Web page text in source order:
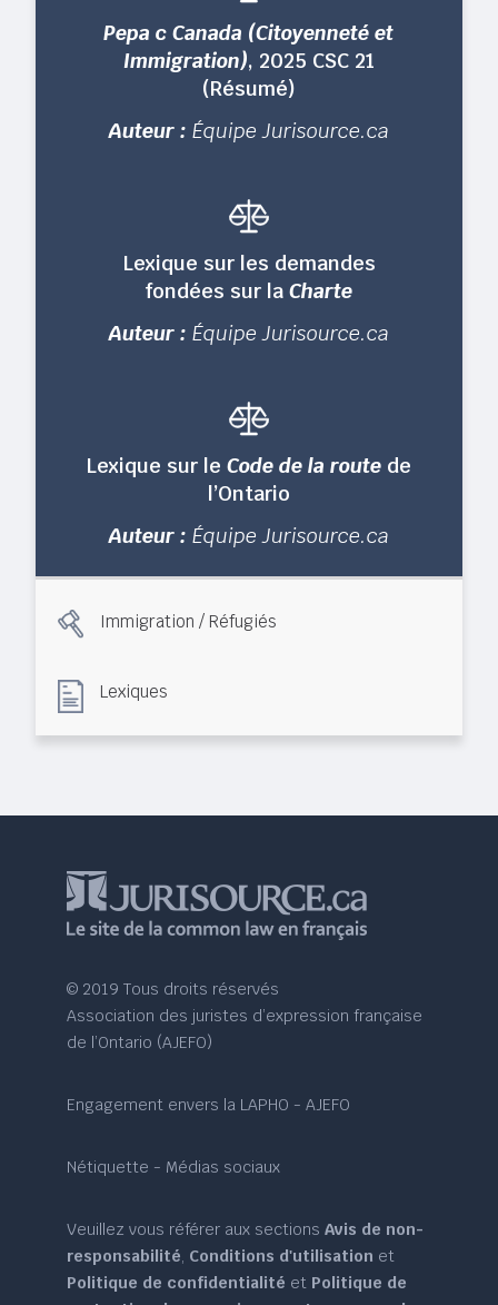
Pepa c Canada (Citoyenneté et
Immigration), 2025 CSC 21
(Résumé)
Auteur : Équipe Jurisource.ca
Lexique sur les demandes
fondées sur laCharte
Auteur : Équipe Jurisource.ca
Lexique sur leCode de la route de
l’Ontario
Auteur : Équipe Jurisource.ca
Immigration / Réfugiés
Lexiques
© 2019 Tous droits réservés
Association des juristes d’expression française
de l’Ontario (AJEFO)
Engagement envers la LAPHO - AJEFO
Nétiquette - Médias sociaux
Veuillez vous référer aux sectionsAvis de non-
responsabilité, Conditions d'utilisation et
Politique de confidentialité et Politique de